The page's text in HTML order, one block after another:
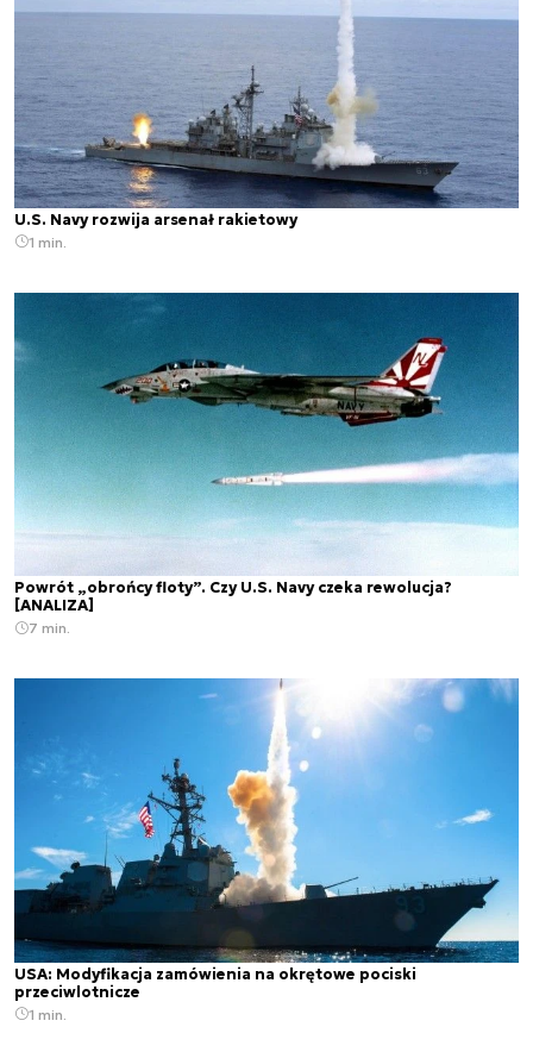
U.S. Navy rozwija arsenał rakietowy
1 min.
Powrót „obrońcy floty”. Czy U.S. Navy czeka rewolucja?
[ANALIZA]
7 min.
USA: Modyfikacja zamówienia na okrętowe pociski
przeciwlotnicze
1 min.